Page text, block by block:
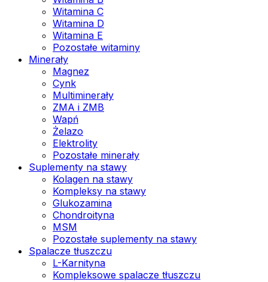
Witamina C
Witamina D
Witamina E
Pozostałe witaminy
Minerały
Magnez
Cynk
Multiminerały
ZMA i ZMB
Wapń
Żelazo
Elektrolity
Pozostałe minerały
Suplementy na stawy
Kolagen na stawy
Kompleksy na stawy
Glukozamina
Chondroityna
MSM
Pozostałe suplementy na stawy
Spalacze tłuszczu
L-Karnityna
Kompleksowe spalacze tłuszczu